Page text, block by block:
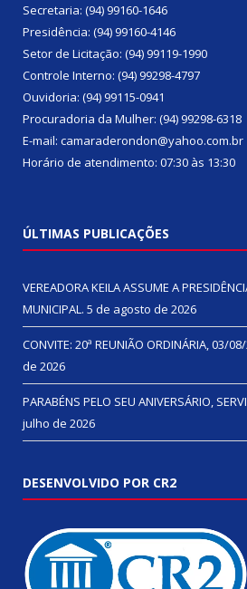
Secretaria: (94) 99160-1646
Presidência: (94) 99160-4146
Setor de Licitação: (94) 99119-1990
Controle Interno: (94) 99298-4797
Ouvidoria: (94) 99115-0941
Procuradoria da Mulher: (94) 99298-6318
E-mail: camaraderondon@yahoo.com.br
Horário de atendimento: 07:30 às 13:30
ÚLTIMAS PUBLICAÇÕES
VEREADORA KEILA ASSUME A
MUNICIPAL. 5 de agosto de 2026
CONVITE: 20ª REUNIÃO ORDINÁRIA, 03/
de 2026
PARABÉNS PELO SEU ANIVERSÁRIO,
julho de 2026
DESENVOLVIDO POR CR2